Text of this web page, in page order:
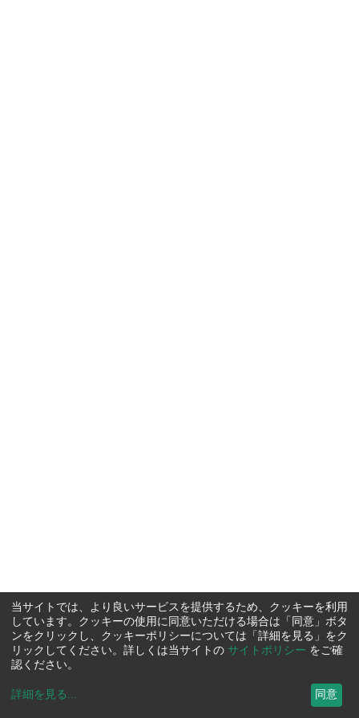
当サイトでは、より良いサービスを提供するため、クッキーを利用
しています。クッキーの使用に同意いただける場合は「同意」ボタ
ンをクリックし、クッキーポリシーについては「詳細を見る」をク
リックしてください。詳しくは当サイトの サイトポリシー をご確
認ください。
詳細を見る ... 同意